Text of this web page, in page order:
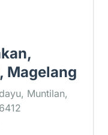
Magelang
Muntilan,